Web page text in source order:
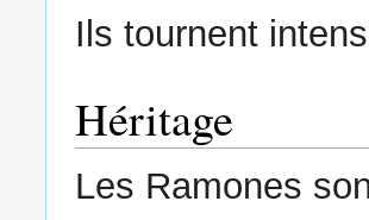
Ils tournent
Héritage
Les Ramones